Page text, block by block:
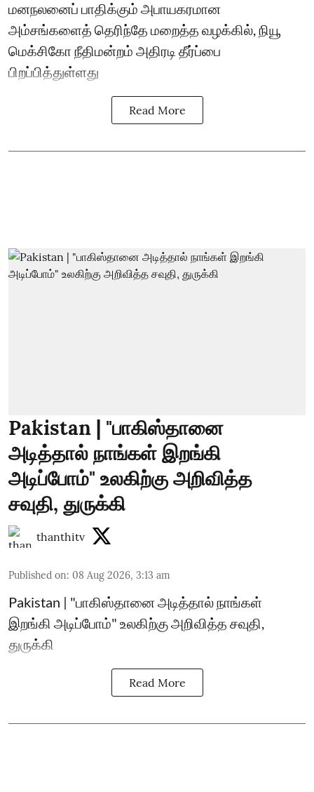
மனநலனைப் பாதிக்கும் அபாயகரமான
அம்சங்களைத் தெரிந்தே மறைத்த வழக்கில், நியூ
மெக்சிகோ நீதிமன்றம் அதிரடி தீர்ப்பை
பிறப்பித்துள்ளது
Read More
Pakistan | "பாகிஸ்தானை
அடித்தால் நாங்கள் இறங்கி
அடிப்போம்" உலகிற்கு அறிவித்த
சவுதி, துருக்கி
thanthitv
Published on: 08 Aug 2026, 3:13 am
Pakistan | "பாகிஸ்தானை அடித்தால் நாங்கள்
இறங்கி அடிப்போம்" உலகிற்கு அறிவித்த சவுதி,
துருக்கி
Read More